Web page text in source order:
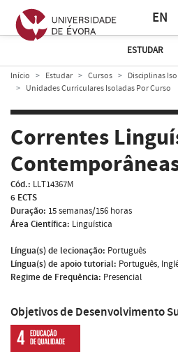
EN
ESTUDAR
Início Estudar Cursos
Disciplinas
Unidades Curriculares Isoladas Por Curso
Correntes
Cód.: LLT14367M
6 ECTS
Duração: 15 semanas/156 horas
Área Científica: Linguística
Língua(s) de lecionação: Português
Língua(s) de apoio tutorial: Português,
Regime de Frequência: Presencial
Objetivos de Desenvolvimento